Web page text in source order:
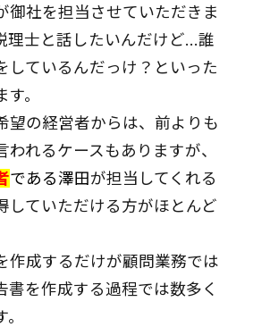
御社を担当させていただきま
理士と話したいんだけど…誰
しているんだっけ？といった
。
望の経営者からは、前よりも
われるケースもありますが、
である澤田が担当してくれる
していただける方がほとんど
作成するだけが顧問業務では
書を作成する過程では数多く